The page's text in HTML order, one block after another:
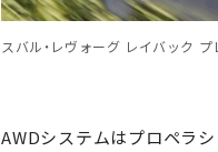
スバル・レヴォーグ レイバック
AWDシステムはプロペラ